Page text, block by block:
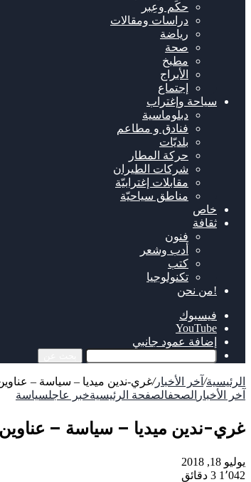
حكَم وعِبر
دراسات ومقالات
رياضة
صحة
مطبخ
الأبراج
إجتماع
سياحة وإغتراب
دبلوماسية
فنادق و مطاعم
بلديّات
حركة المطار
شركات الطيران
مقابلات إغترابيّة
مناطق سياحيّة
خاص
ثقافة
فنون
أدب وشعر
كتب
تكنولوجيا
!من نحن
فيسبوك
‫YouTube
إضافة عمود جانبي
الرئيسية/ آخر الأخبار/غري-ندين ميديا – سياسة – عناوين
آخر الأخبار الصحفالصفحة الرئيسيةخبر عاجلسياسة
غري-ندين ميديا – سياسة – عناوين
يوليو 18, 2018
1٬042 3 دقائق